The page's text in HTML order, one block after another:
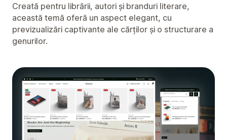
Creată pentru librării, autori și branduri literare,
această temă oferă un aspect elegant, cu
previzualizări captivante ale cărților și o structurare a
genurilor.